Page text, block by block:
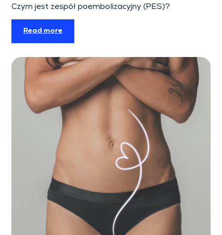
Czym jest zespół poembolizacyjny (PES)?
Read more